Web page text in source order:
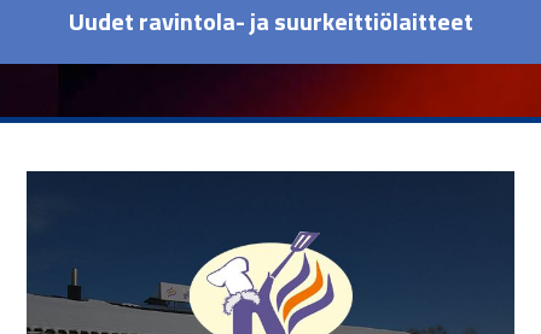
Uudet ravintola- ja suurkeittiölaitteet